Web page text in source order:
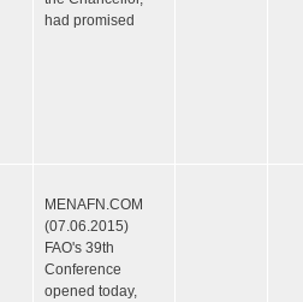
had promised
MENAFN.COM
(07.06.2015)
FAO's 39th
Conference
opened today,